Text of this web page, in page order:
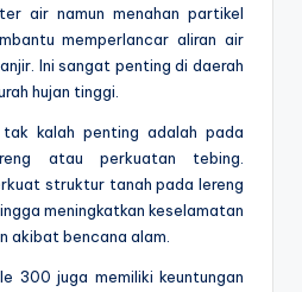
air namun menahan partikel
memperlancar aliran air
Ini sangat penting di daerah
hujan tinggi.
tak kalah penting adalah pada
atau perkuatan tebing.
struktur tanah pada lereng
meningkatkan keselamatan
akibat bencana alam.
300 juga memiliki keuntungan